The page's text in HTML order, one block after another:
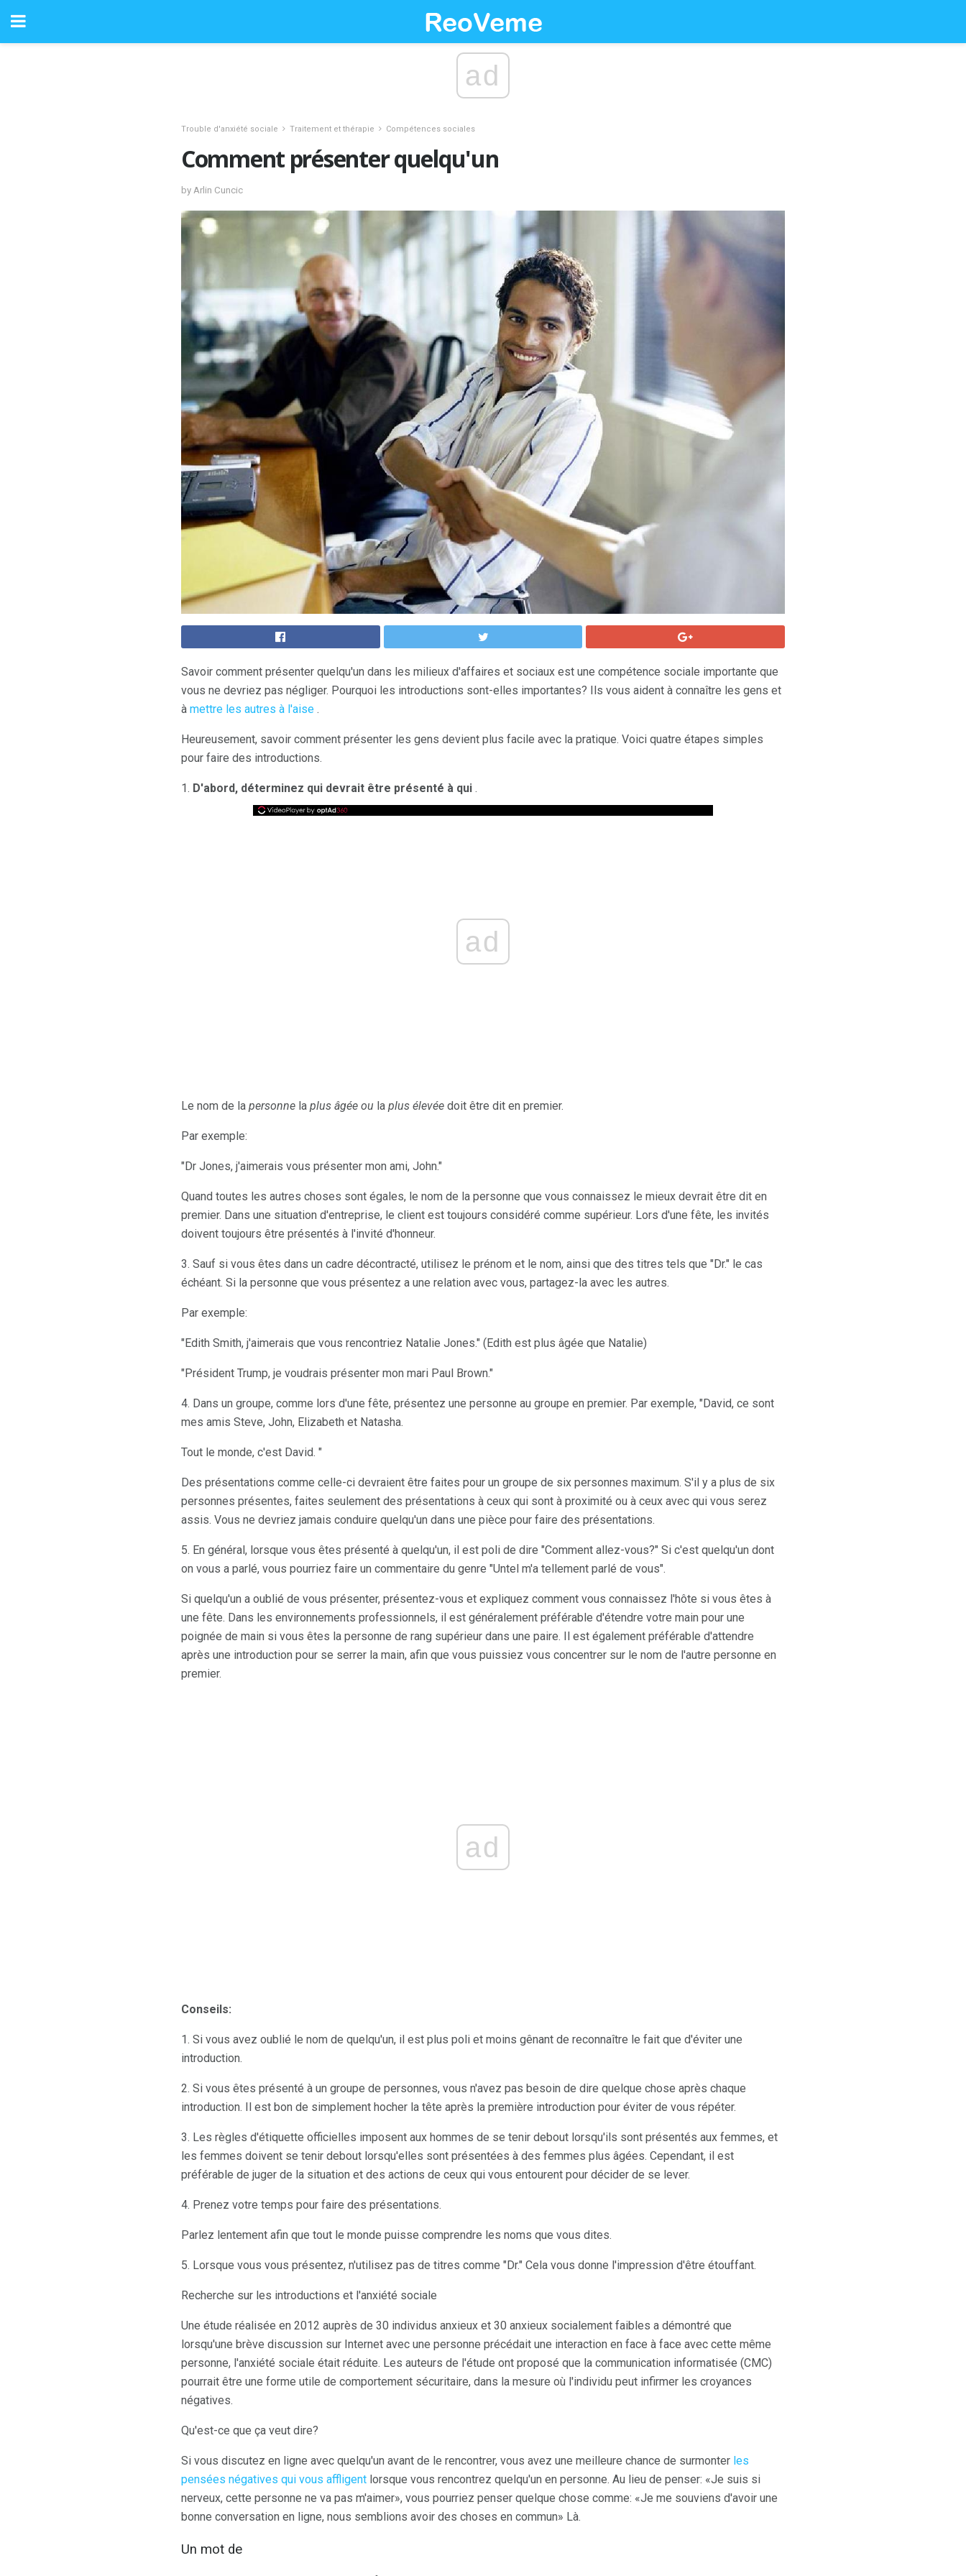
ad
Trouble d'anxiété sociale Traitement et thérapie Compétences sociales
Comment présenter quelqu'un
by Arlin Cuncic
Savoir comment présenter quelqu'un dans les milieux d'affaires et sociaux est une compétence sociale importante que
vous ne devriez pas négliger. Pourquoi les introductions sont-elles importantes? Ils vous aident à connaître les gens et
à mettre les autres à l'aise .
Heureusement, savoir comment présenter les gens devient plus facile avec la pratique. Voici quatre étapes simples
pour faire des introductions.
1. D'abord, déterminez qui devrait être présenté à qui .
ad
Le nom de la personne la plus âgée ou la plus élevée doit être dit en premier.
Par exemple:
"Dr Jones, j'aimerais vous présenter mon ami, John."
Quand toutes les autres choses sont égales, le nom de la personne que vous connaissez le mieux devrait être dit en
premier. Dans une situation d'entreprise, le client est toujours considéré comme supérieur. Lors d'une fête, les invités
doivent toujours être présentés à l'invité d'honneur.
3. Sauf si vous êtes dans un cadre décontracté, utilisez le prénom et le nom, ainsi que des titres tels que "Dr." le cas
échéant. Si la personne que vous présentez a une relation avec vous, partagez-la avec les autres.
Par exemple:
"Edith Smith, j'aimerais que vous rencontriez Natalie Jones." (Edith est plus âgée que Natalie)
"Président Trump, je voudrais présenter mon mari Paul Brown."
4. Dans un groupe, comme lors d'une fête, présentez une personne au groupe en premier. Par exemple, "David, ce sont
mes amis Steve, John, Elizabeth et Natasha.
Tout le monde, c'est David. "
Des présentations comme celle-ci devraient être faites pour un groupe de six personnes maximum. S'il y a plus de six
personnes présentes, faites seulement des présentations à ceux qui sont à proximité ou à ceux avec qui vous serez
assis. Vous ne devriez jamais conduire quelqu'un dans une pièce pour faire des présentations.
5. En général, lorsque vous êtes présenté à quelqu'un, il est poli de dire "Comment allez-vous?" Si c'est quelqu'un dont
on vous a parlé, vous pourriez faire un commentaire du genre "Untel m'a tellement parlé de vous".
Si quelqu'un a oublié de vous présenter, présentez-vous et expliquez comment vous connaissez l'hôte si vous êtes à
une fête. Dans les environnements professionnels, il est généralement préférable d'étendre votre main pour une
poignée de main si vous êtes la personne de rang supérieur dans une paire. Il est également préférable d'attendre
après une introduction pour se serrer la main, afin que vous puissiez vous concentrer sur le nom de l'autre personne en
premier.
ad
Conseils:
1. Si vous avez oublié le nom de quelqu'un, il est plus poli et moins gênant de reconnaître le fait que d'éviter une
introduction.
2. Si vous êtes présenté à un groupe de personnes, vous n'avez pas besoin de dire quelque chose après chaque
introduction. Il est bon de simplement hocher la tête après la première introduction pour éviter de vous répéter.
3. Les règles d'étiquette officielles imposent aux hommes de se tenir debout lorsqu'ils sont présentés aux femmes, et
les femmes doivent se tenir debout lorsqu'elles sont présentées à des femmes plus âgées. Cependant, il est
préférable de juger de la situation et des actions de ceux qui vous entourent pour décider de se lever.
4. Prenez votre temps pour faire des présentations.
Parlez lentement afin que tout le monde puisse comprendre les noms que vous dites.
5. Lorsque vous vous présentez, n'utilisez pas de titres comme "Dr." Cela vous donne l'impression d'être étouffant.
Recherche sur les introductions et l'anxiété sociale
Une étude réalisée en 2012 auprès de 30 individus anxieux et 30 anxieux socialement faibles a démontré que
lorsqu'une brève discussion sur Internet avec une personne précédait une interaction en face à face avec cette même
personne, l'anxiété sociale était réduite. Les auteurs de l'étude ont proposé que la communication informatisée (CMC)
pourrait être une forme utile de comportement sécuritaire, dans la mesure où l'individu peut infirmer les croyances
négatives.
Qu'est-ce que ça veut dire?
Si vous discutez en ligne avec quelqu'un avant de le rencontrer, vous avez une meilleure chance de surmonter les
pensées négatives qui vous affligent lorsque vous rencontrez quelqu'un en personne. Au lieu de penser: «Je suis si
nerveux, cette personne ne va pas m'aimer», vous pourriez penser quelque chose comme: «Je me souviens d'avoir une
bonne conversation en ligne, nous semblions avoir des choses en commun» Là.
Un mot de